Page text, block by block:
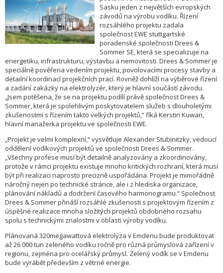
Sasku jeden z největších evropských
závodů na výrobu vodíku. Řízení
rozsáhlého projektu zadala
společnost EWE stuttgartské
poradenské společnosti Drees &
Sommer SE, která se specializuje na
energetiku, infrastrukturu, výstavbu a nemovitosti. Drees & Sommer je
speciálně pověřena vedením projektu, povolovacími procesy stavby a
detailní koordinací projekčních prací. Rovněž dohlíží na výběrové řízení
a zadání zakázky na elektrolyzér, který je hlavní součástí závodu.
„Jsem potěšena, že se na projektu podílí právě společnost Drees &
Sommer, která je spolehlivým poskytovatelem služeb s dlouholetými
zkušenostmi s řízením takto velkých projektů,“ říká Kerstin Kuwan,
hlavní manažerka projektu ve společnosti EWE.
„Projekt je velmi komplexní,“ vysvětluje Alexander Stubinitzky, vedoucí
oddělení vodíkových projektů ve společnosti Drees & Sommer.
„Všechny profese musí být detailně analyzovány a zkoordinovány,
protože v rámci projektu existuje mnoho kritických rozhraní, která musí
být při realizaci naprosto precizně uspořádána. Projekt je mimořádně
náročný nejen po technické stránce, ale i z hlediska organizace,
plánování nákladů a dodržení časového harmonogramu.“ Společnost
Drees & Sommer přináší rozsáhlé zkušenosti s projektovým řízením z
úspěšné realizace mnoha složitých projektů obdobného rozsahu
spolu s technickými znalostmi v oblasti výroby vodíku.
Plánovaná 320megawattová elektrolýza v Emdenu bude produktovat
až 26 000 tun zeleného vodíku ročně pro různá průmyslová zařízení v
regionu, zejména pro ocelářský průmysl. Zelený vodík se v Emdenu
bude vyrábět především z větrné energie.